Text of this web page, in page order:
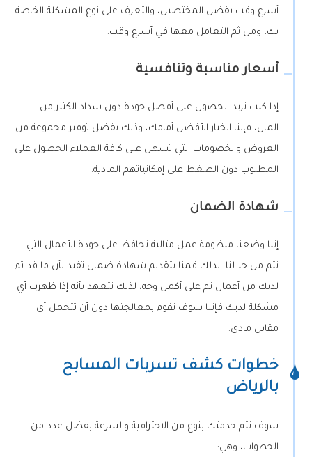
أسرع وقت بفضل المختصين، والتعرف على نوع المشكلة الخاصة
بك، ومن ثم التعامل معها في أسرع وقت.
أسعار مناسبة وتنافسية
إذا كنت تريد الحصول على أفضل جودة دون سداد الكثير من
المال، فإننا الخيار الأفضل أمامك، وذلك بفضل توفير مجموعة من
العروض والخصومات التي تسهل على كافة العملاء الحصول على
المطلوب دون الضغط على إمكانياتهم المادية.
شهادة الضمان
إننا وضعنا منظومة عمل مثالية تحافظ على جودة الأعمال التي
تتم من خلالنا، لذلك قمنا بتقديم شهادة ضمان تفيد بأن ما قد تم
لديك من أعمال تم على أكمل وجه، لذلك نتعهد بأنه إذا ظهرت أي
مشكلة لديك فإننا سوف نقوم بمعالجتها دون أن تتحمل أي
مقابل مادي.
خطوات كشف تسربات المسابح
بالرياض
سوف تتم خدمتك بنوع من الاحترافية والسرعة بفضل عدد من
الخطوات، وهي: